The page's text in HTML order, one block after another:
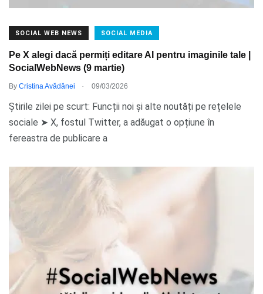
SOCIAL WEB NEWS SOCIAL MEDIA
Pe X alegi dacă permiți editare AI pentru imaginile tale |
SocialWebNews (9 martie)
By Cristina Avădănei . 09/03/2026
Știrile zilei pe scurt: Funcții noi și alte noutăți pe rețelele
sociale ➤ X, fostul Twitter, a adăugat o opțiune în
fereastra de publicare a